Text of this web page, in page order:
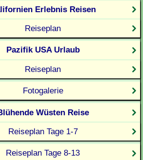
Erlebnis Reisen
Reiseplan
Pazifik USA Urlaub
Reiseplan
Fotogalerie
Wüsten Reise
Reiseplan Tage 1-7
Reiseplan Tage 8-13